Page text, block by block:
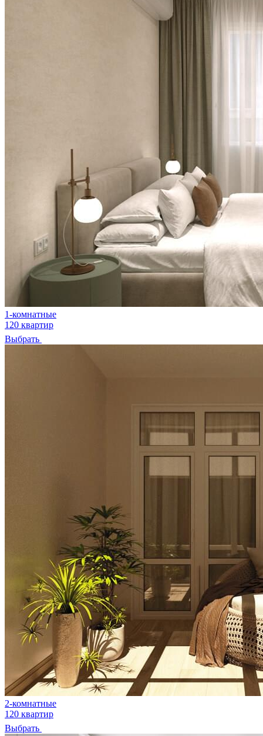
1-комнатные
120 квартир
Выбрать
2-комнатные
120 квартир
Выбрать